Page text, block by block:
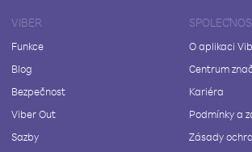
VIBER
Funkce
Blog
Bezpečnost
Viber Out
Sazby
O aplikaci
Centrum
Kariéra
Podmínky a
Zásady